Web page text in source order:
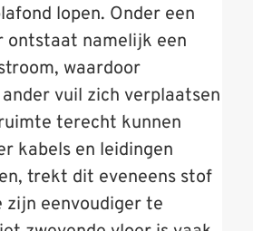
lopen. Onder een
ontstaat namelijk een
waardoor
vuil zich verplaatsen
terecht kunnen
kabels en leidingen
trekt dit eveneens stof
zijn eenvoudiger te